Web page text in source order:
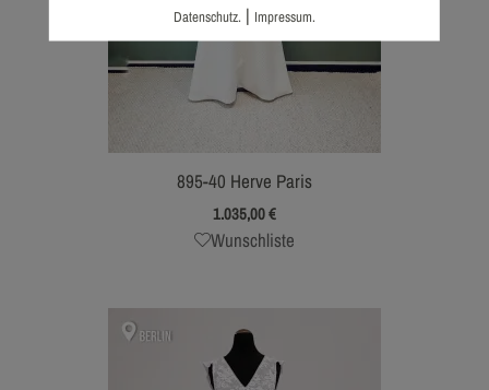
895-40 Herve Paris
1.035,00€
Wunschliste
Datenschutz. | Impressum.